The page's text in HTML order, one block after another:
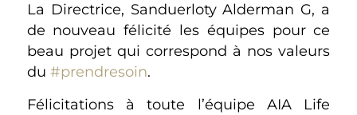
La Directrice, Sanduerloty Alderman G, a
de nouveau félicité les équipes pour ce
beau projet qui correspond à nos valeurs
du #prendresoin.
Félicitations à toute l’équipe AIA Life